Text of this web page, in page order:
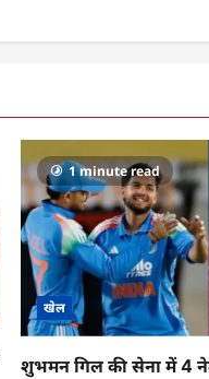
1 minute read
खेल
शुभमन गिल की सेना में 4 नेट